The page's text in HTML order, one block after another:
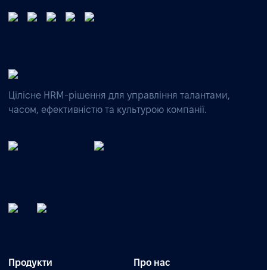
Цілісне HRM-рішення для управління талантами,
часом, ефективністю та культурою компанії.
Продукти Про нас